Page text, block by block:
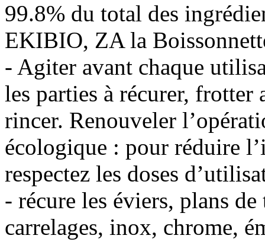
99.8% du total des
EKIBIO, ZA la
- Agiter avant chaque
les parties à récurer, frotter
rincer. Renouveler
écologique : pour réduire
respectez les doses
- récure les éviers, plans
carrelages, inox, chrome,